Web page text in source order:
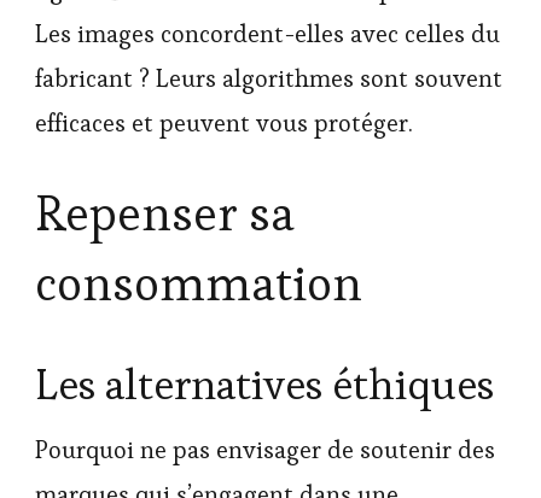
Les images concordent-elles avec celles du
fabricant ? Leurs algorithmes sont souvent
efficaces et peuvent vous protéger.
Repenser sa
consommation
Les alternatives éthiques
Pourquoi ne pas envisager de soutenir des